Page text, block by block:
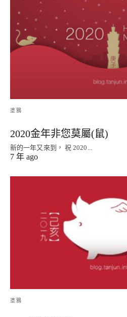
塗鴉
2020金年非您莫屬(鼠)
新的一年又來到， 祝 2020...
7 年 ago
塗鴉